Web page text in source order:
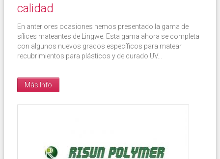
calidad
En anteriores ocasiones hemos presentado la gama de
sílices mateantes de Lingwe. Esta gama ahora se completa
con algunos nuevos grados específicos para matear
recubrimientos para plásticos y de curado UV...
Más Info